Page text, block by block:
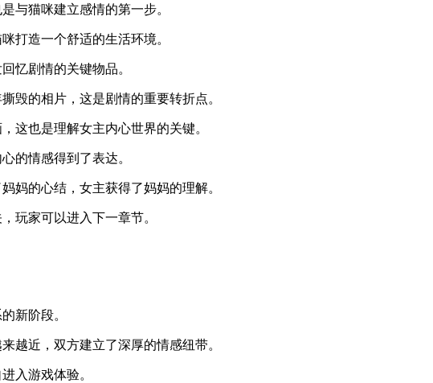
与猫咪建立感情的第一步。
打造一个舒适的生活环境。
忆剧情的关键物品。
毁的相片，这是剧情的重要转折点。
这也是理解女主内心世界的关键。
的情感得到了表达。
妈的心结，女主获得了妈妈的理解。
玩家可以进入下一章节。
新阶段。
越近，双方建立了深厚的情感纽带。
入游戏体验。